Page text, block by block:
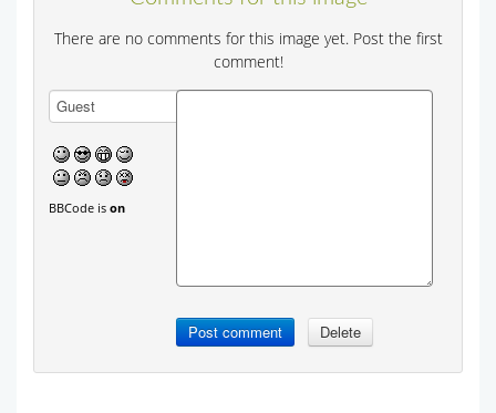
There are no comments for this image yet. Post the first
comment!
BBCode ison